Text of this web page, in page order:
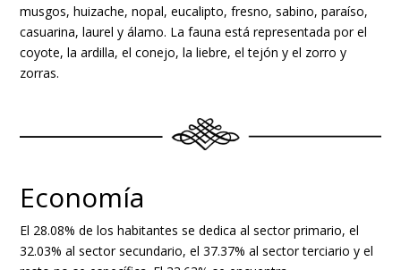
musgos, huizache, nopal, eucalipto, fresno, sabino, paraíso,
casuarina, laurel y álamo. La fauna está representada por el
coyote, la ardilla, el conejo, la liebre, el tejón y el zorro y
zorras.
Economía
El 28.08% de los habitantes se dedica al sector primario, el
32.03% al sector secundario, el 37.37% al sector terciario y el